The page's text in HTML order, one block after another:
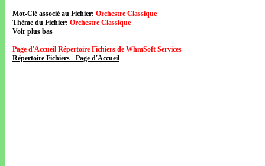
Mot-Clé associé au Fichier: Orchestre Classique
Thème du Fichier: Orchestre Classique
Voir plus bas
Page d'Accueil Répertoire Fichiers de WhmSoft Services
Répertoire Fichiers - Page d'Accueil